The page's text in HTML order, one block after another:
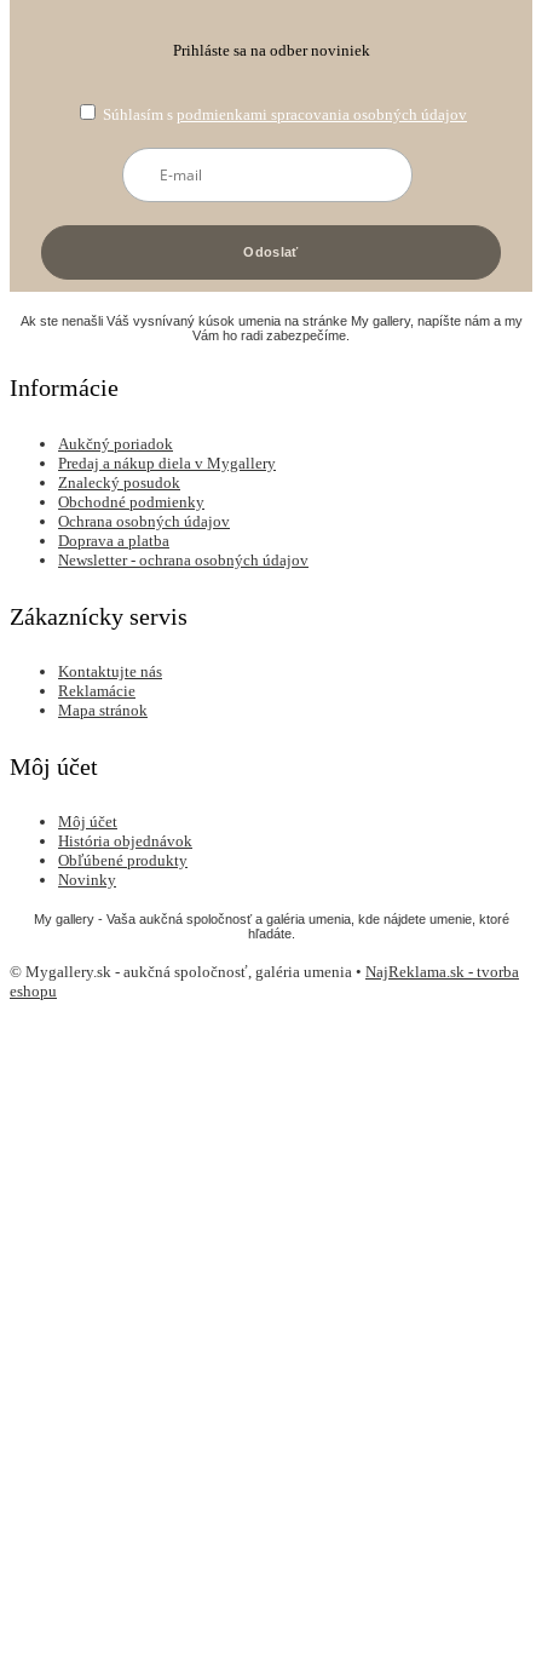
Prihláste sa na odber noviniek
Súhlasím s podmienkami spracovania osobných údajov
Ak ste nenašli Váš vysnívaný kúsok umenia na stránke My gallery, napíšte nám a my
Vám ho radi zabezpečíme.
Informácie
Aukčný poriadok
Predaj a nákup diela v Mygallery
Znalecký posudok
Obchodné podmienky
Ochrana osobných údajov
Doprava a platba
Newsletter - ochrana osobných údajov
Zákaznícky servis
Kontaktujte nás
Reklamácie
Mapa stránok
Môj účet
Môj účet
História objednávok
Obľúbené produkty
Novinky
My gallery - Vaša aukčná spoločnosť a galéria umenia, kde nájdete umenie, ktoré
hľadáte.
© Mygallery.sk - aukčná spoločnosť, galéria umenia • NajReklama.sk - tvorba
eshopu